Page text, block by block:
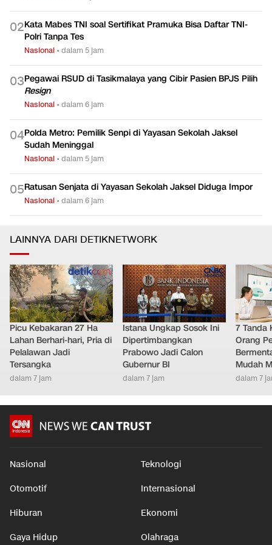
02Kata Mabes TNI soal Sertifikat Pramuka Bisa Daftar TNI-
Polri Tanpa Tes
Nasional •dalam 5 jam
03Pegawai RSUD di Tasikmalaya yang Cibir Pasien BPJS Pilih
Resign
Nasional •dalam 6 jam
04Polda Metro: Pemilik Senpi di Yayasan Sekolah Jaksel
Sudah Meninggal
Nasional •dalam 5 jam
05Ratusan Senjata di Yayasan Sekolah Jaksel Diduga Impor
Nasional •dalam 6 jam
LAINNYA DARI DETIKNETWORK
Picu Kebakaran 27 Ha
Lahan Berhari-hari, Pria di
Pelalawan Jadi
Tersangka
dalam 7 jam
Istana Ungkap Sosok Ini
Dipertimbangkan
Prabowo Jadi Calon
Gubernur BI
dalam 7 jam
7 Tanda
Orang
Mudah
dalam 7
Nasional Teknologi
Otomotif Internasional
Hiburan Ekonomi
Gaya Hidup Olahraga